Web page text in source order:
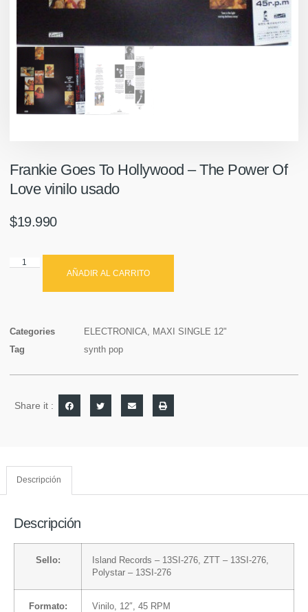
Frankie Goes To Hollywood – The Power Of
Love vinilo usado
$19.990
AÑADIR AL CARRITO
Categories ELECTRONICA
MAXI SINGLE 12"
Tag
synth pop
Share it :
Descripción
Descripción
Sello: Island Records – 13SI-276, ZTT – 13SI-276,
Polystar – 13SI-276
Formato: Vinilo, 12″, 45 RPM